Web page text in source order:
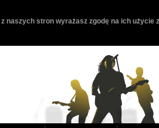
stron wyrażasz zgodę na ich użycie